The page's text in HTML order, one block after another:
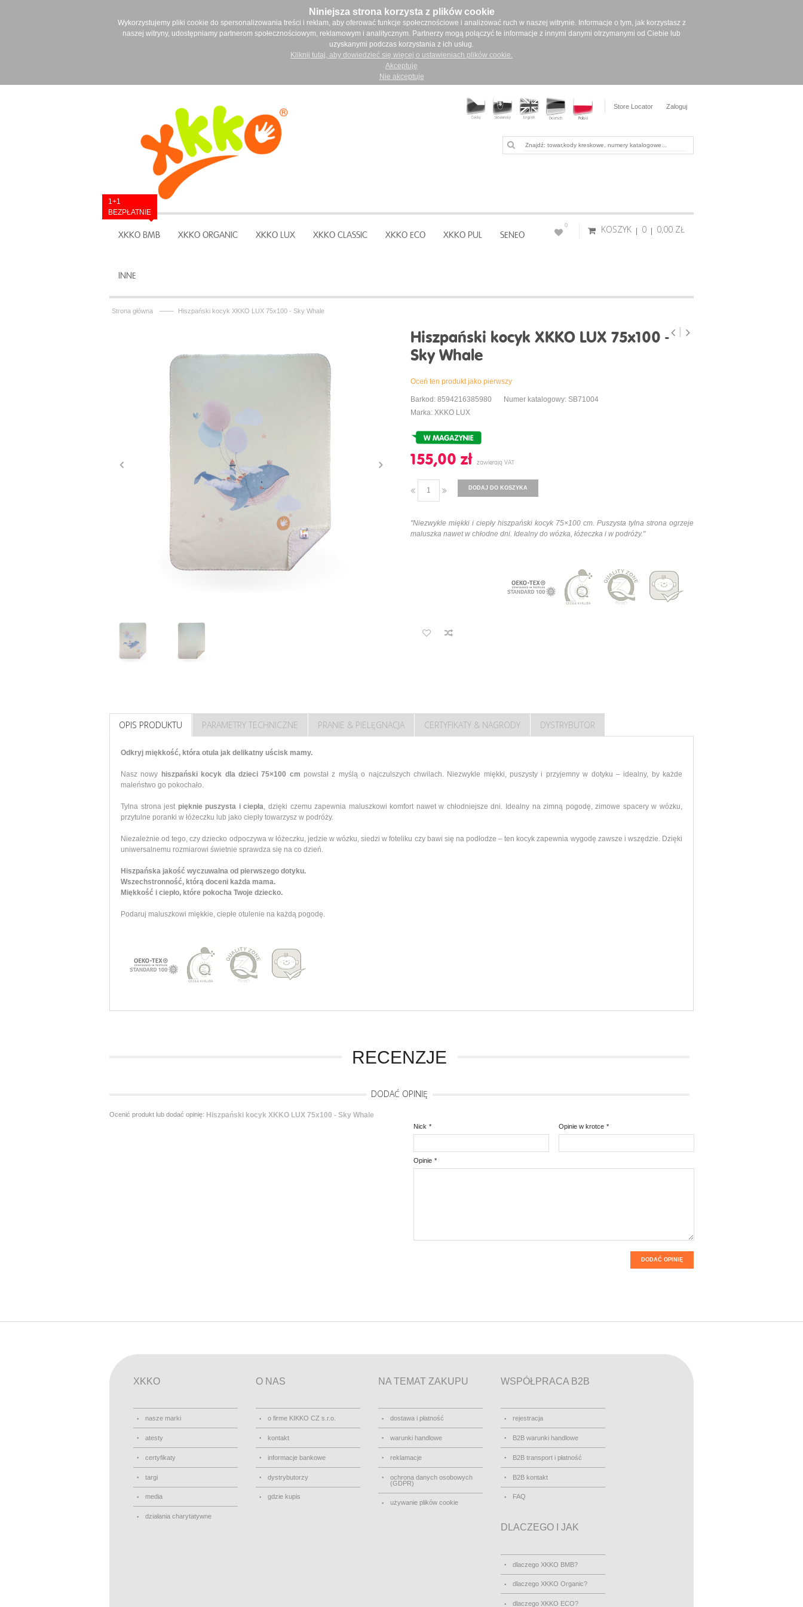
Niniejsza strona korzysta z plików cookie
Wykorzystujemy pliki cookie do spersonalizowania treści i reklam, aby oferować funkcje społecznościowe i analizować ruch w naszej witrynie. Informacje o tym, jak korzystasz z
naszej witryny, udostępniamy partnerom społecznościowym, reklamowym i analitycznym. Partnerzy mogą połączyć te informacje z innymi danymi otrzymanymi od Ciebie lub
uzyskanymi podczas korzystania z ich usług.
Kliknij tutaj, aby dowiedzieć się więcej o ustawieniach plików cookie.
Akceptuję
Nie akceptuje
Store Locator Zaloguj
XKKO BMB
1+1
BEZPŁATNIE
XKKO ORGANIC XKKO LUX XKKO CLASSIC XKKO ECO XKKO PUL SENEO
INNE
KOSZYK 0 0,00 ‎ZŁ
0
Strona główna —— Hiszpański kocyk XKKO LUX 75x100 - Sky Whale
Hiszpański kocyk XKKO LUX 75x100 -
Sky Whale
Oceń ten produkt jako pierwszy
Barkod: 8594216385980
Numer katalogowy: SB71004
Marka: XKKO LUX
155,00 ‎zł
DODAJ DO KOSZYKA
"Niezwykle miękki i ciepły hiszpański kocyk 75×100 cm. Puszysta tylna strona ogrzeje
maluszka nawet w chłodne dni. Idealny do wózka, łóżeczka i w podróży."
OPIS PRODUKTU PARAMETRY TECHNICZNE PRANIE & PIELĘGNACJA CERTYFIKATY & NAGRODY DYSTRYBUTOR
Odkryj miękkość, która otula jak delikatny uścisk mamy.
Nasz nowy hiszpański kocyk dla dzieci 75×100 cm powstał z myślą o najczulszych chwilach. Niezwykle miękki, puszysty i przyjemny w dotyku – idealny, by każde
maleństwo go pokochało.
Tylna strona jest pięknie puszysta i ciepła
, dzięki czemu zapewnia maluszkowi komfort nawet w chłodniejsze dni. Idealny na zimną pogodę, zimowe spacery w wózku,
przytulne poranki w łóżeczku lub jako ciepły towarzysz w podróży.
Niezależnie od tego, czy dziecko odpoczywa w łóżeczku, jedzie w wózku, siedzi w foteliku czy bawi się na podłodze – ten kocyk zapewnia wygodę zawsze i wszędzie. Dzięki
uniwersalnemu rozmiarowi świetnie sprawdza się na co dzień.
Hiszpańska jakość wyczuwalna od pierwszego dotyku.
Wszechstronność, którą doceni każda mama.
Miękkość i ciepło, które pokocha Twoje dziecko.
Podaruj maluszkowi miękkie, ciepłe otulenie na każdą pogodę.
RECENZJE
DODAĆ OPINIĘ
Ocenić produkt lub dodać opinię: Hiszpański kocyk XKKO LUX 75x100 - Sky Whale
*
Nick *
Opinie w krotce
*
Opinie
DODAĆ OPINIĘ
XKKO
nasze marki
atesty
certyfikaty
targi
media
działania charytatywne
O NAS
o firme KIKKO CZ s.r.o.
kontakt
informacje bankowe
dystrybutorzy
gdzie kupis
NA TEMAT ZAKUPU
dostawa i płatność
warunki handlowe
reklamacje
ochrona danych osobowych
(GDPR)
używanie plików cookie
WSPÓŁPRACA B2B
rejestracja
B2B warunki handlowe
B2B transport i płatność
B2B kontakt
FAQ
DLACZEGO I JAK
dlaczego XKKO BMB?
dlaczego XKKO Organic?
dlaczego XKKO ECO?